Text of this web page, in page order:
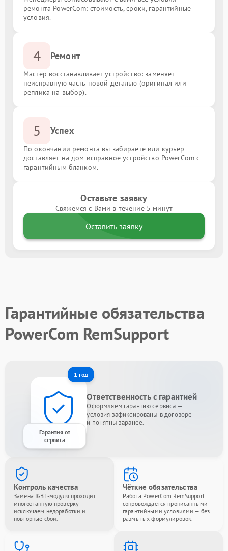
ремонта PowerCom: стоимость, сроки, гарантийные
условия.
4 Ремонт
Мастер восстанавливает устройство: заменяет
неисправную часть новой деталью (оригинал или
реплика на выбор).
5 Успех
По окончании ремонта вы забираете или курьер
доставляет на дом исправное устройство PowerCom с
гарантийным бланком.
Оставьте заявку
Свяжемся с Вами в течение 5 минут
Оставить заявку
Гарантийные обязательства
PowerCom RemSupport
1 год
Гарантия от
сервиса
Ответственность с гарантией
Оформляем гарантию сервиса —
условия зафиксированы в договоре
и понятны заранее.
Контроль качества
Замена IGBT-модуля проходит
многоэтапную проверку —
исключаем недоработки и
повторные сбои.
Чёткие обязательства
Работа PowerCom RemSupport
сопровождается прописанными
гарантийными условиями — без
размытых формулировок.